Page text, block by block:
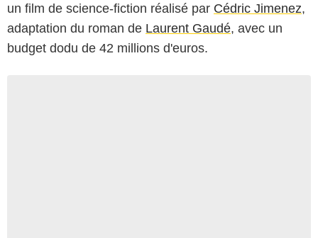
un film de science-fiction réalisé par Cédric Jimenez,
adaptation du roman de Laurent Gaudé, avec un
budget dodu de 42 millions d'euros.